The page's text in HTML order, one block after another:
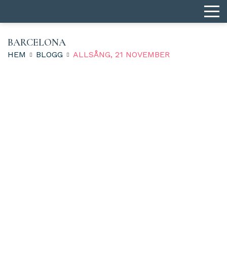
BARCELONA
HEM BLOGG ALLSÅNG, 21 NOVEMBER